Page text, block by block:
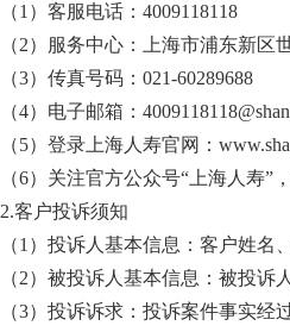
（1）客服电话：4009118118
（2）服务中心：上海市浦东新区
（3）传真号码：021-60289688
（4）电子邮箱：
（5）登录上海人寿官网：
（6）关注官方公众号“上海人寿”
2.客户投诉须知
（1）投诉人基本信息：客户姓名
（2）被投诉人基本信息：被投诉
（3）投诉诉求：投诉案件事实经